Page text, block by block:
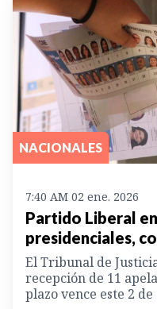
NACIONALES
7:40 AM 02 ene. 2026
Partido Liberal
presidenciales,
El Tribunal de
recepción de 11
plazo vence este 2